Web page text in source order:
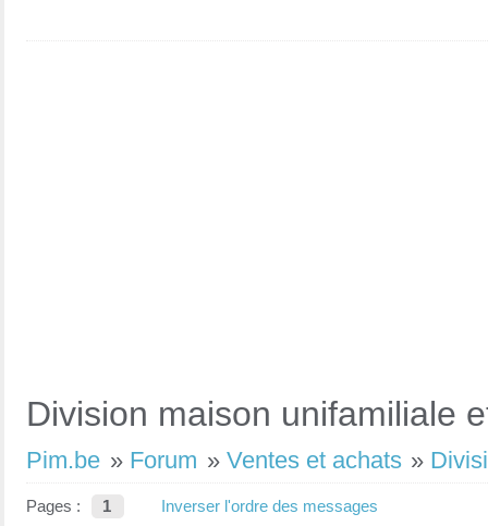
Division maison unifamiliale
Pim.be » Forum » Ventes et achats »
Pages : 1 Inverser l'ordre des messages